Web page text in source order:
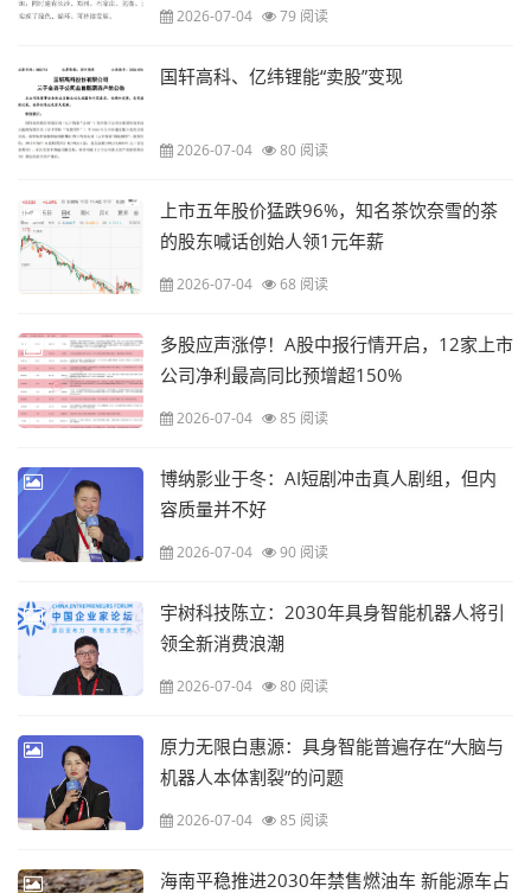
2026-07-04 79 阅读
国轩高科、亿纬锂能“卖股”变现
2026-07-04 80 阅读
上市五年股价猛跌96%，知名茶饮奈雪的茶
的股东喊话创始人领1元年薪
2026-07-04 68 阅读
多股应声涨停！A股中报行情开启，12家上市
公司净利最高同比预增超150%
2026-07-04 85 阅读
博纳影业于冬：AI短剧冲击真人剧组，但内
容质量并不好
2026-07-04 90 阅读
宇树科技陈立：2030年具身智能机器人将引
领全新消费浪潮
2026-07-04 80 阅读
原力无限白惠源：具身智能普遍存在“大脑与
机器人本体割裂”的问题
2026-07-04 85 阅读
海南平稳推进2030年禁售燃油车 新能源车占